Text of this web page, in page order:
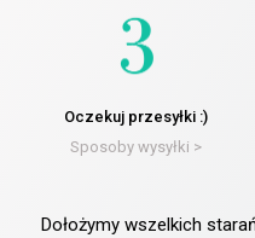
Oczekuj przesyłki :)
Sposoby wysyłki >
Dołożymy wszelkich